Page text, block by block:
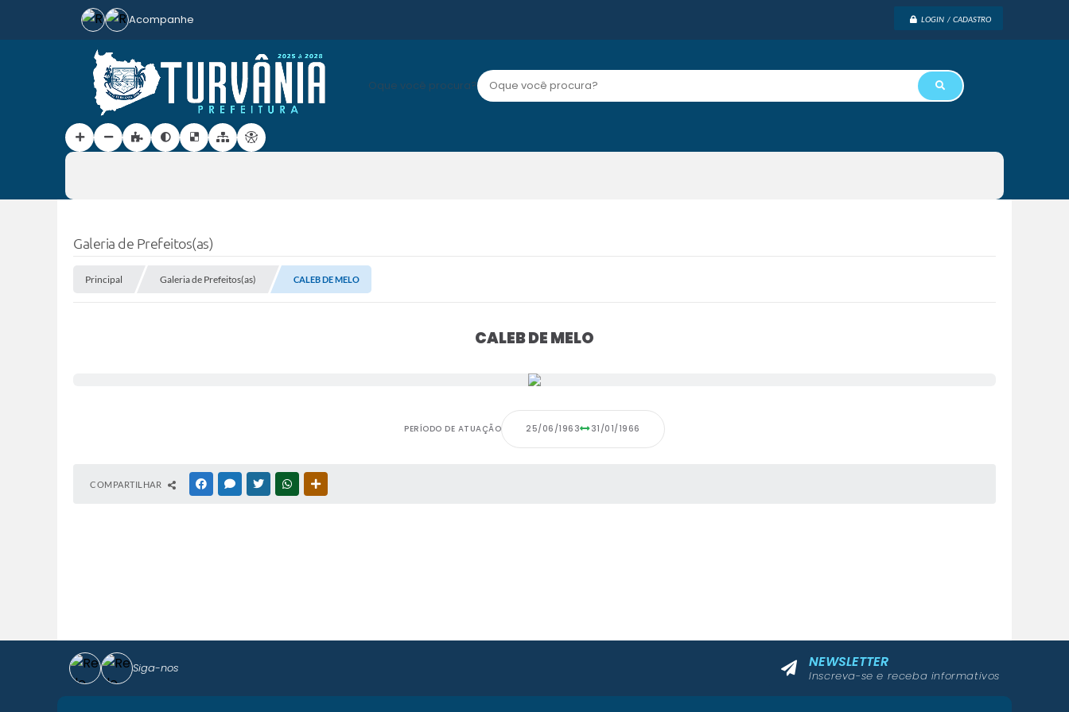
LOGIN / CADASTRO
Oque você procura?
Acompanhe
Galeria de Prefeitos(as)
Principal Galeria de Prefeitos(as) CALEB DE MELO
CALEB DE MELO
PERÍODO DE ATUAÇÃO 25/06/1963 31/01/1966
COMPARTILHAR FACEBOOKMESSENGER
TWITTERWHATSAPP
Siga-nos NEWSLETTER
Inscreva-se e receba informativos